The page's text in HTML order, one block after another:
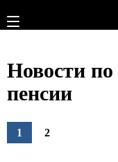
Новости
пенсии
1 2